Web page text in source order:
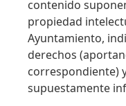
contenido
propiedad
Ayuntamiento,
derechos
correspondiente)
supuestamente